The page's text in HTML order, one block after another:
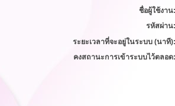
ชื่อผู้ใช้งาน:
รหัสผ่าน:
ระยะเวลาที่จะอยู่ในระบบ (นาที):
คงสถานะการเข้าระบบไว้ตลอด: